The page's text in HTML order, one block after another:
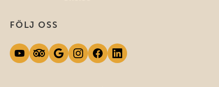
FÖLJ OSS